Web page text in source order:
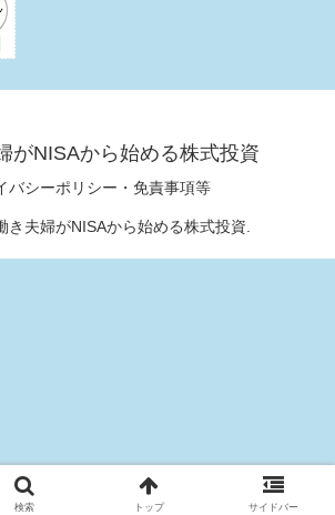
がNISAから始める株式投資
バシーポリシー・免責事項等
き夫婦がNISAから始める株式投資.
検索 トップ サイドバー